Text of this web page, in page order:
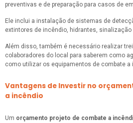
preventivas e de preparação para casos de
Ele inclui a instalação de sistemas de
extintores de incêndio, hidrantes,
Além disso, também é necessário realizar
colaboradores do local para saberem como
como utilizar os equipamentos de combate a
Vantagens de Investir no
a incêndio
Um orçamento projeto de combate a